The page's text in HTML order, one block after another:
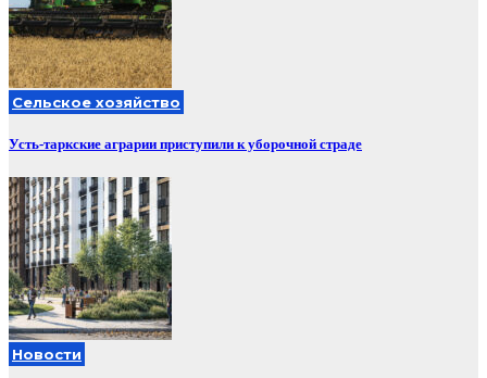
Сельское хозяйство
Усть-таркские аграрии приступили к уборочной страде
Новости